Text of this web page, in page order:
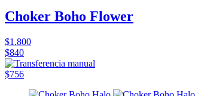
Choker Boho Flower
$1.800
$840
$756